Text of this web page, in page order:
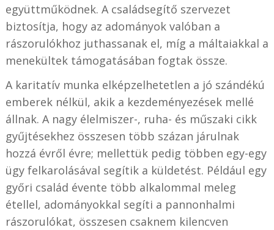
együttműködnek. A családsegítő szervezet
biztosítja, hogy az adományok valóban a
rászorulókhoz juthassanak el, míg a máltaiakkal a
menekültek támogatásában fogtak össze.
A karitatív munka elképzelhetetlen a jó szándékú
emberek nélkül, akik a kezdeményezések mellé
állnak. A nagy élelmiszer-, ruha- és műszaki cikk
gyűjtésekhez összesen több százan járulnak
hozzá évről évre; mellettük pedig többen egy-egy
ügy felkarolásával segítik a küldetést. Például egy
győri család évente több alkalommal meleg
étellel, adományokkal segíti a pannonhalmi
rászorulókat, összesen csaknem kilencven